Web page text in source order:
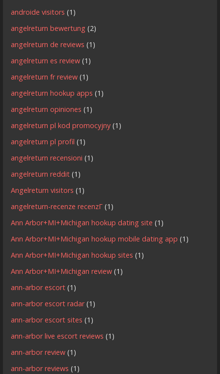
androide visitors (1)
angelreturn bewertung (2)
angelreturn de reviews (1)
angelreturn es review (1)
angelreturn fr review (1)
angelreturn hookup apps (1)
angelreturn opiniones (1)
angelreturn pl kod promocyjny (1)
angelreturn pl profil (1)
angelreturn recensioni (1)
angelreturn reddit (1)
Angelreturn visitors (1)
angelreturn-recenze recenzГ­ (1)
Ann Arbor+MI+Michigan hookup dating site (1)
Ann Arbor+MI+Michigan hookup mobile dating app (1)
Ann Arbor+MI+Michigan hookup sites (1)
Ann Arbor+MI+Michigan review (1)
ann-arbor escort (1)
ann-arbor escort radar(1)
ann-arbor escort sites (1)
ann-arbor live escort reviews (1)
ann-arbor review (1)
ann-arbor reviews (1)